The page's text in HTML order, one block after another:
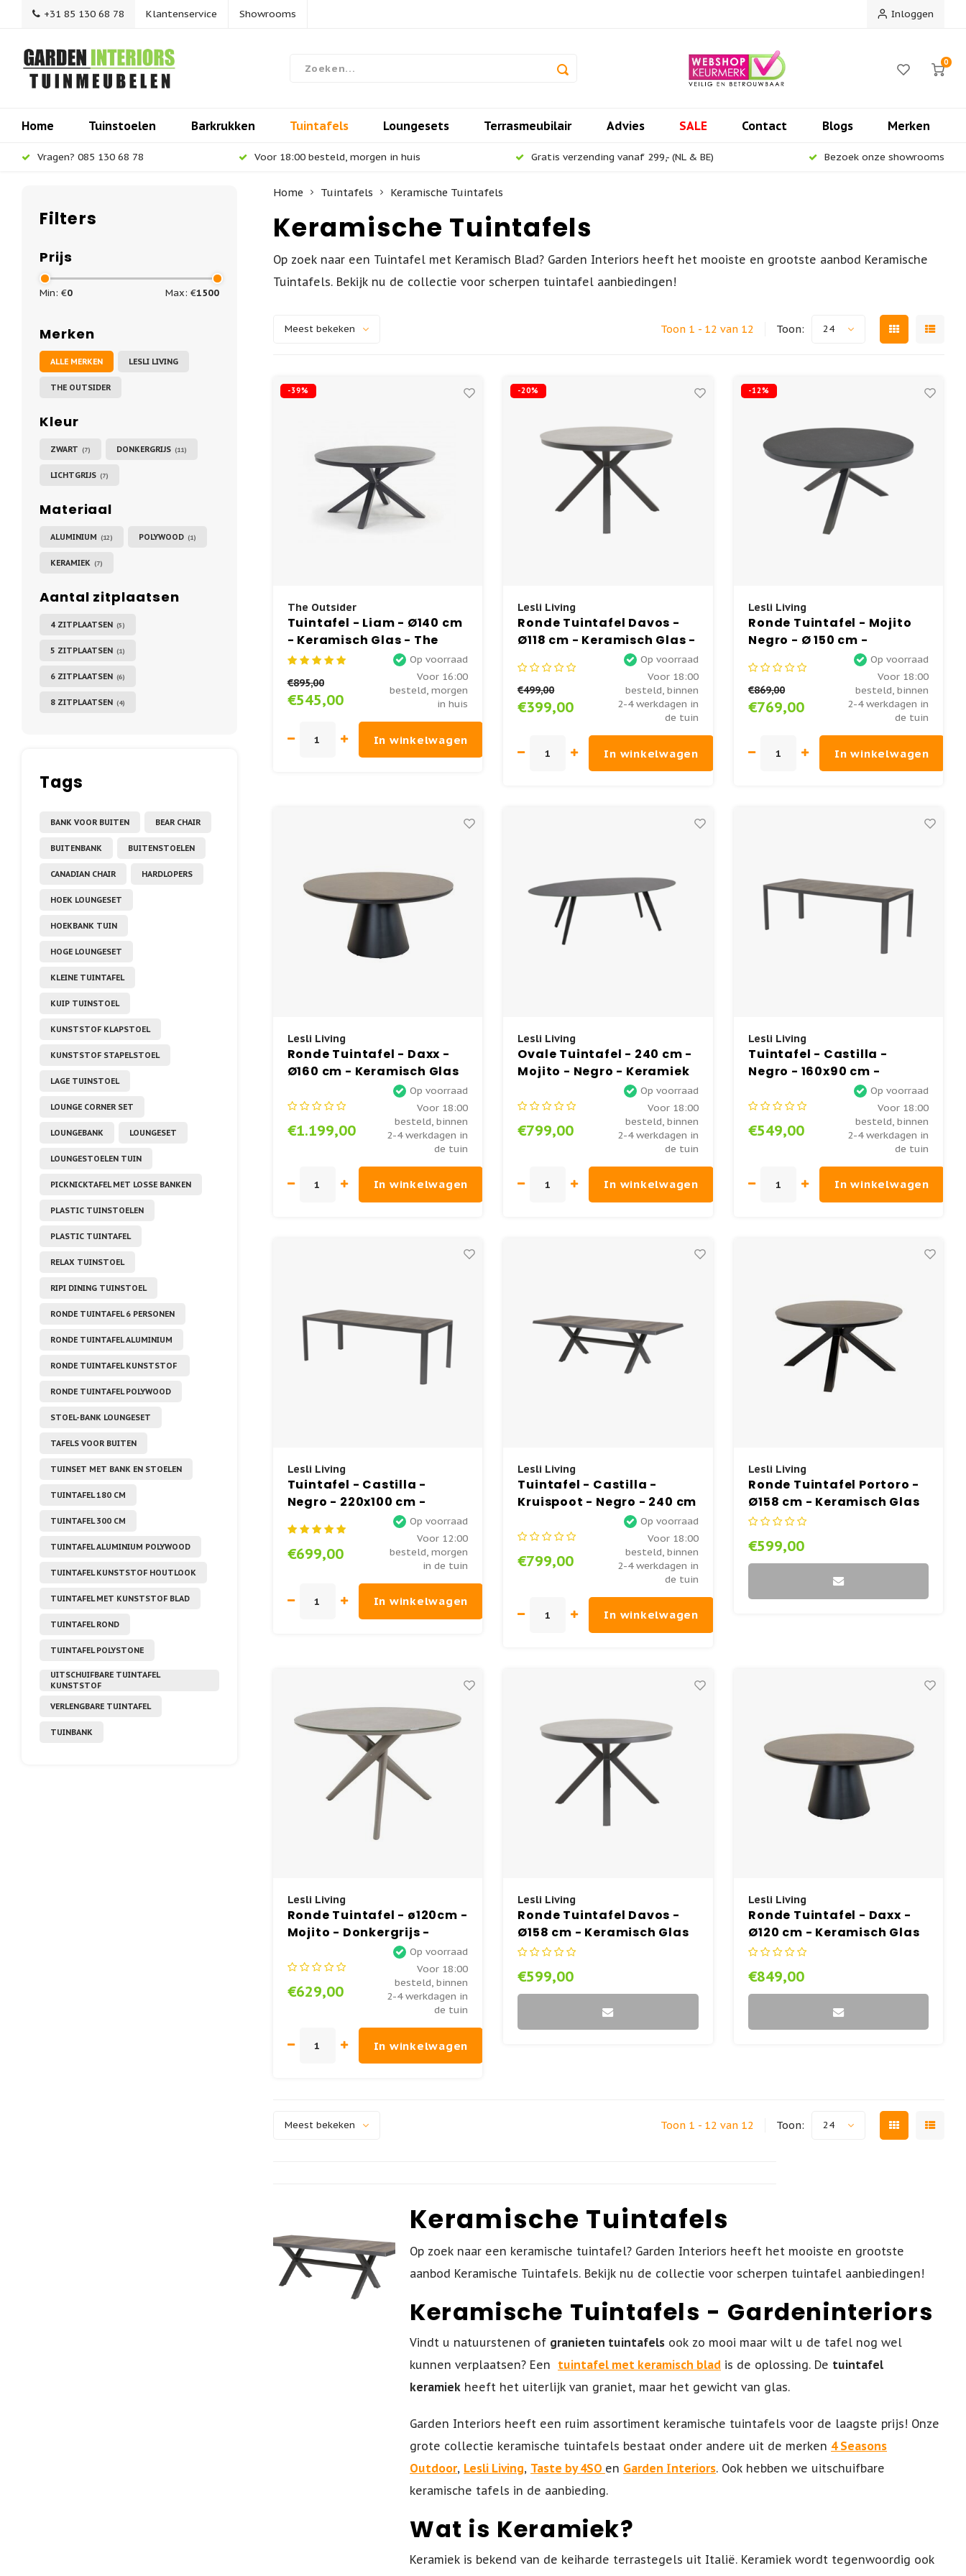
+31 85 130 68 78 Klantenservice Showrooms Inloggen
0
Home Tuinstoelen Barkrukken Tuintafels Loungesets Terrasmeubilair Advies SALE Contact Blogs Merken
Vragen? 085 130 68 78 Voor 18:00 besteld, morgen in huis Gratis verzending vanaf 299,- (NL & BE) Bezoek onze showrooms
Filters
Prijs
Min: €0 Max: €1500
Merken
ALLE MERKEN LESLI LIVING
THE OUTSIDER
Kleur
ZWART (7) DONKERGRIJS (11)
LICHTGRIJS (7)
Materiaal
ALUMINIUM (12) POLYWOOD (1)
KERAMIEK (7)
Aantal zitplaatsen
4 ZITPLAATSEN (5)
5 ZITPLAATSEN (1)
6 ZITPLAATSEN (6)
8 ZITPLAATSEN (4)
Tags
BANK VOOR BUITEN BEAR CHAIR
BUITENBANK BUITENSTOELEN
CANADIAN CHAIR HARDLOPERS
HOEK LOUNGESET
HOEKBANK TUIN
HOGE LOUNGESET
KLEINE TUINTAFEL
KUIP TUINSTOEL
KUNSTSTOF KLAPSTOEL
KUNSTSTOF STAPELSTOEL
LAGE TUINSTOEL
LOUNGE CORNER SET
LOUNGEBANK LOUNGESET
LOUNGESTOELEN TUIN
PICKNICKTAFEL MET LOSSE BANKEN
PLASTIC TUINSTOELEN
PLASTIC TUINTAFEL
RELAX TUINSTOEL
RIPI DINING TUINSTOEL
RONDE TUINTAFEL 6 PERSONEN
RONDE TUINTAFEL ALUMINIUM
RONDE TUINTAFEL KUNSTSTOF
RONDE TUINTAFEL POLYWOOD
STOEL-BANK LOUNGESET
TAFELS VOOR BUITEN
TUINSET MET BANK EN STOELEN
TUINTAFEL 180 CM
TUINTAFEL 300 CM
TUINTAFEL ALUMINIUM POLYWOOD
TUINTAFEL KUNSTSTOF HOUTLOOK
TUINTAFEL MET KUNSTSTOF BLAD
TUINTAFEL ROND
TUINTAFEL POLYSTONE
UITSCHUIFBARE TUINTAFEL
KUNSTSTOF
VERLENGBARE TUINTAFEL
TUINBANK
Home Tuintafels Keramische Tuintafels
Keramische Tuintafels
Op zoek naar een Tuintafel met Keramisch Blad? Garden Interiors heeft het mooiste en grootste aanbod Keramische
Tuintafels. Bekijk nu de collectie voor scherpen tuintafel aanbiedingen!
Meest bekeken Toon 1 - 12 van 12 Toon: 24
-39%
The Outsider
Tuintafel - Liam - Ø140 cm
- Keramisch Glas - The
Outsider
€895,00
€545,00
Op voorraad
Voor 16:00
besteld, morgen
in huis
In winkelwagen
-20%
Lesli Living
Ronde Tuintafel Davos -
Ø118 cm - Keramisch Glas -
€499,00
€399,00
Op voorraad
Voor 18:00
besteld, binnen
2-4 werkdagen in
de tuin
In winkelwagen
-12%
Lesli Living
Ronde Tuintafel - Mojito
Negro - Ø 150 cm -
Keramiek - Lesli Living
€869,00
€769,00
Op voorraad
Voor 18:00
besteld, binnen
2-4 werkdagen in
de tuin
In winkelwagen
Lesli Living
Ronde Tuintafel - Daxx -
Ø160 cm - Keramisch Glas
€1.199,00
Op voorraad
Voor 18:00
besteld, binnen
2-4 werkdagen in
de tuin
In winkelwagen
Lesli Living
Ovale Tuintafel - 240 cm -
Mojito - Negro - Keramiek
€799,00
Op voorraad
Voor 18:00
besteld, binnen
2-4 werkdagen in
de tuin
In winkelwagen
Lesli Living
Tuintafel - Castilla -
Negro - 160x90 cm -
Keramiek - Lesli Living
€549,00
Op voorraad
Voor 18:00
besteld, binnen
2-4 werkdagen in
de tuin
In winkelwagen
Lesli Living
Tuintafel - Castilla -
Negro - 220x100 cm -
Keramiek - Lesli Living
€699,00
Op voorraad
Voor 12:00
besteld, morgen
in de tuin
In winkelwagen
Lesli Living
Tuintafel - Castilla -
Kruispoot - Negro - 240 cm
€799,00
Op voorraad
Voor 18:00
besteld, binnen
2-4 werkdagen in
de tuin
In winkelwagen
Lesli Living
Ronde Tuintafel Portoro -
Ø158 cm - Keramisch Glas
- Lesli Living
€599,00
Lesli Living
Ronde Tuintafel - ø120cm -
Mojito - Donkergrijs -
Keramiek - Lesli Living
€629,00
Op voorraad
Voor 18:00
besteld, binnen
2-4 werkdagen in
de tuin
In winkelwagen
Lesli Living
Ronde Tuintafel Davos -
Ø158 cm - Keramisch Glas
- Lesli Living
€599,00
Lesli Living
Ronde Tuintafel - Daxx -
Ø120 cm - Keramisch Glas
- Lesli Living
€849,00
Meest bekeken Toon 1 - 12 van 12 Toon: 24
Keramische Tuintafels
Op zoek naar een keramische tuintafel? Garden Interiors heeft het mooiste en grootste
aanbod Keramische Tuintafels. Bekijk nu de collectie voor scherpen tuintafel aanbiedingen!
Keramische Tuintafels - Gardeninteriors
Vindt u natuurstenen of granieten tuintafels ook zo mooi maar wilt u de tafel nog wel
kunnen verplaatsen? Een tuintafel met keramisch blad is de oplossing. De tuintafel
keramiek heeft het uiterlijk van graniet, maar het gewicht van glas.
Garden Interiors heeft een ruim assortiment keramische tuintafels voor de laagste prijs! Onze
grote collectie keramische tuintafels bestaat onder andere uit de merken 4 Seasons
Outdoor, Lesli Living, Taste by 4SO en Garden Interiors. Ook hebben we uitschuifbare
keramische tafels in de aanbieding.
Wat is Keramiek?
Keramiek is bekend van de keiharde terrastegels uit Italië. Keramiek wordt tegenwoordig ook